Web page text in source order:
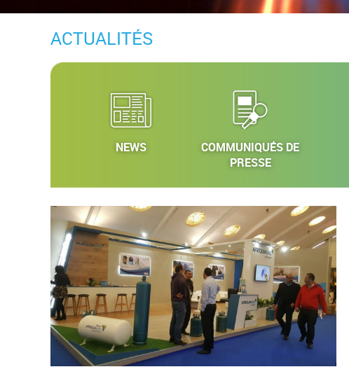
ACTUALITÉS
NEWS
COMMUNIQUÉS DE
PRESSE